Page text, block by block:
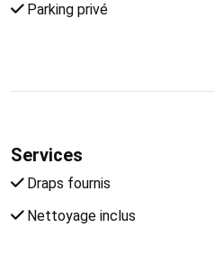
Parking privé
Services
Draps fournis
Nettoyage inclus